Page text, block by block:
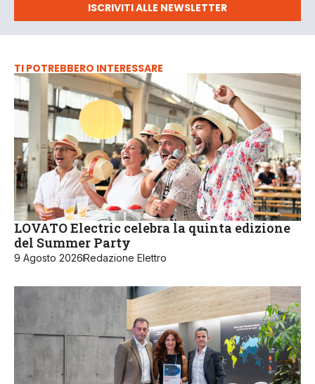
ISCRIVITI ALLE NEWSLETTER
TI POTREBBERO INTERESSARE
LOVATO Electric celebra la quinta edizione
del Summer Party
9 Agosto 2026Redazione Elettro